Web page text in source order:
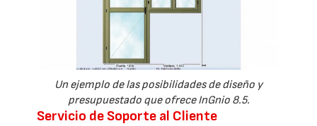
Un ejemplo de las posibilidades de diseño y
presupuestado que ofrece InGnio 8.5.
Servicio de Soporte al Cliente